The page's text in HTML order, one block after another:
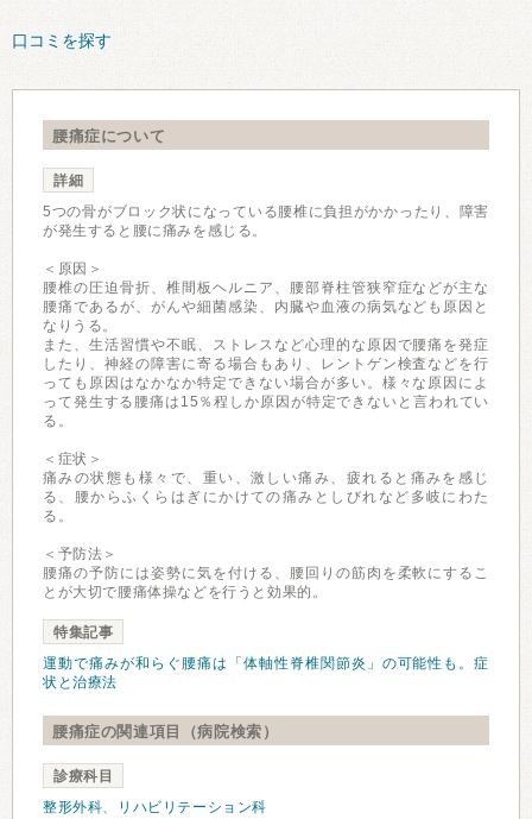
口コミを探す
腰痛症について
詳細
5つの骨がブロック状になっている腰椎に負担がかかったり、障害
が発生すると腰に痛みを感じる。
＜原因＞
腰椎の圧迫骨折、椎間板ヘルニア、腰部脊柱管狭窄症などが主な
腰痛であるが、がんや細菌感染、内臓や血液の病気なども原因と
なりうる。
また、生活習慣や不眠、ストレスなど心理的な原因で腰痛を発症
したり、神経の障害に寄る場合もあり、レントゲン検査などを行
っても原因はなかなか特定できない場合が多い。様々な原因によ
って発生する腰痛は15％程しか原因が特定できないと言われてい
る。
＜症状＞
痛みの状態も様々で、重い、激しい痛み、疲れると痛みを感じ
る、腰からふくらはぎにかけての痛みとしびれなど多岐にわた
る。
＜予防法＞
腰痛の予防には姿勢に気を付ける、腰回りの筋肉を柔軟にするこ
とが大切で腰痛体操などを行うと効果的。
特集記事
運動で痛みが和らぐ腰痛は「体軸性脊椎関節炎」の可能性も。症
状と治療法
腰痛症の関連項目（病院検索）
診療科目
整形外科、 リハビリテーション科